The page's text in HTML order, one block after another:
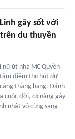
gây sốt với
du thuyền
út nhà MC Quyền
điểm thu hút dư
thăng hạng. Đánh
cuộc đời, cô nàng gây
nhật vô cùng sang